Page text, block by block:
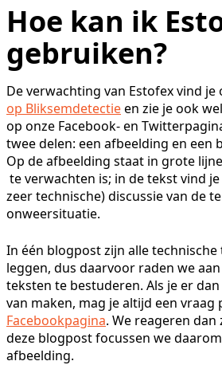
Hoe kan ik
gebruiken?
De verwachting van Estofex vind je
op Bliksemdetectieen zie je ook
op onze Facebook- en
twee delen: een afbeelding en een
Op de afbeelding staat in grote
te verwachten is; in de tekst vind
zeer technische) discussie van de
onweersituatie.
In één blogpost zijn alle
leggen, dus daarvoor raden we
teksten te bestuderen. Als je er
van maken, mag je altijd een vraag
Facebookpagina. We reageren
deze blogpost focussen we
afbeelding.